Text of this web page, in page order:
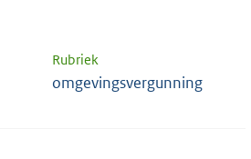
Rubriek
omgevingsvergunning